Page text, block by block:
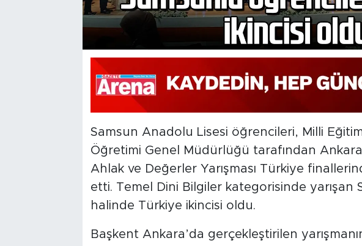
Samsun Anadolu Lisesi öğrencileri, Milli Eğitim
Öğretimi Genel Müdürlüğü tarafından
Ahlak ve Değerler Yarışması Türkiye
etti. Temel Dini Bilgiler kategorisinde yarışan
halinde Türkiye ikincisi oldu.
Başkent Ankara’da gerçekleştirilen